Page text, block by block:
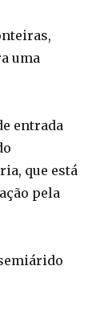
uma
entrada
que está
pela